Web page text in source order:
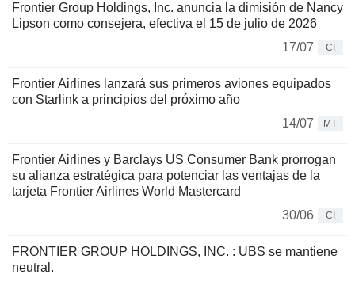
Frontier Group Holdings, Inc. anuncia la dimisión de Nancy
Lipson como consejera, efectiva el 15 de julio de 2026
17/07
CI
Frontier Airlines lanzará sus primeros aviones equipados
con Starlink a principios del próximo año
14/07
MT
Frontier Airlines y Barclays US Consumer Bank prorrogan
su alianza estratégica para potenciar las ventajas de la
tarjeta Frontier Airlines World Mastercard
30/06
CI
FRONTIER GROUP HOLDINGS, INC. : UBS se mantiene
neutral.